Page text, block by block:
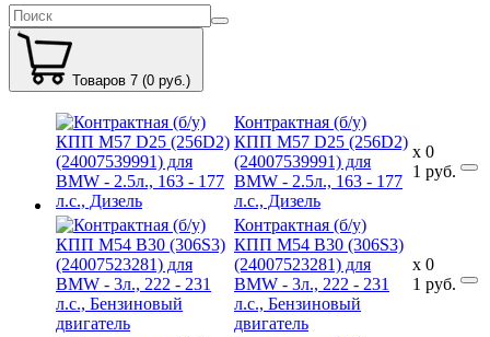
Товаров 7 (0 руб.)
Контрактная (б/у)
КПП M57 D25 (256D2)
(24007539991) для
BMW - 2.5л., 163 - 177
л.с., Дизель
x
1
0
руб.
Контрактная (б/у)
КПП M54 B30 (306S3)
(24007523281) для
BMW - 3л., 222 - 231
л.с., Бензиновый
двигатель
x
1
0
руб.